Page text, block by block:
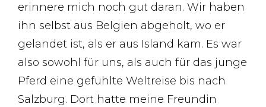
erinnere mich noch gut daran. Wir haben
ihn selbst aus Belgien abgeholt, wo er
gelandet ist, als er aus Island kam. Es war
also sowohl für uns, als auch für das junge
Pferd eine gefühlte Weltreise bis nach
Salzburg. Dort hatte meine Freundin